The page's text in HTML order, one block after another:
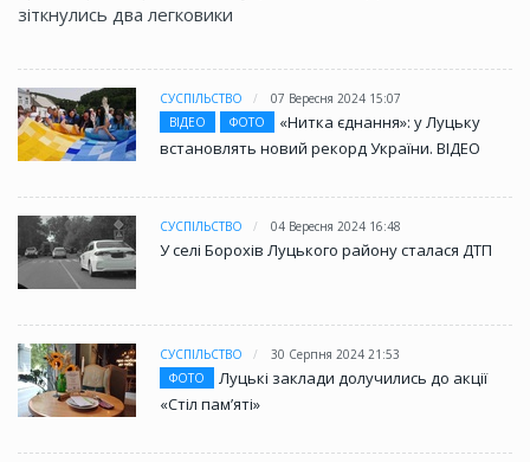
зіткнулись два легковики
СУСПІЛЬСТВО
07 Вересня 2024 15:07
ВІДЕО
ФОТО
«Нитка єднання»: у Луцьку
встановлять новий рекорд України. ВІДЕО
СУСПІЛЬСТВО 04 Вересня 2024 16:48
У селі Борохів Луцького району сталася ДТП
СУСПІЛЬСТВО
30 Серпня 2024 21:53
ФОТО
Луцькі заклади долучились до акції
«Стіл памʼяті»